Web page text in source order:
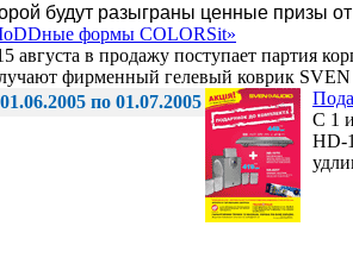
будут разыграны ценные призы
формы COLORSit»
августа в продажу поступает партия
фирменный гелевый коврик
по 01.07.2005
C 1
HD-